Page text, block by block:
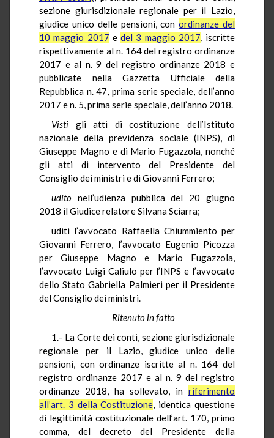
sezione giurisdizionale regionale per il Lazio,
giudice unico delle pensioni, conordinanze del
10 maggio 2017 e del 3 maggio 2017, iscritte
rispettivamente al n. 164 del registro ordinanze
2017 e al n. 9 del registro ordinanze 2018 e
pubblicate nella Gazzetta Ufficiale della
Repubblica n. 47, prima serie speciale, dell’anno
2017 e n. 5, prima serie speciale, dell’anno 2018.
Visti gli atti di costituzione dell’Istituto
nazionale della previdenza sociale (INPS), di
Giuseppe Magno e di Mario Fugazzola, nonché
gli atti di intervento del Presidente del
Consiglio dei ministri e di Giovanni Ferrero;
udito nell’udienza pubblica del 20 giugno
2018 il Giudice relatore Silvana Sciarra;
uditi l’avvocato Raffaella Chiummiento per
Giovanni Ferrero, l’avvocato Eugenio Picozza
per Giuseppe Magno e Mario Fugazzola,
l’avvocato Luigi Caliulo per l’INPS e l’avvocato
dello Stato Gabriella Palmieri per il Presidente
del Consiglio dei ministri.
Ritenuto in fatto
1.– La Corte dei conti, sezione giurisdizionale
regionale per il Lazio, giudice unico delle
pensioni, con ordinanze iscritte al n. 164 del
registro ordinanze 2017 e al n. 9 del registro
ordinanze 2018, ha sollevato, in riferimento
all’art. 3 della Costituzione, identica questione
di legittimità costituzionale dell’art. 170, primo
comma, del decreto del Presidente della